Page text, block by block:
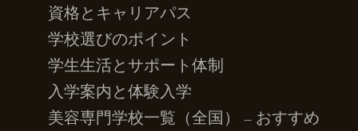
資格とキャリアパス
学校選びのポイント
学生生活とサポート体制
入学案内と体験入学
美容専門学校一覧（全国） – おすすめ